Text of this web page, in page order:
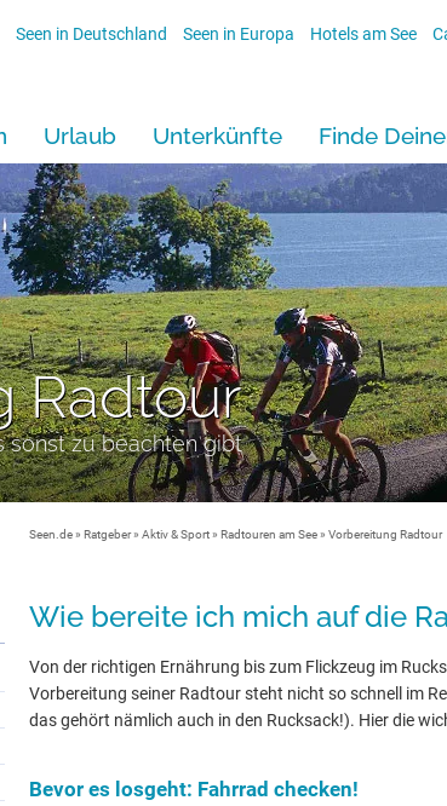
Seen in Deutschland Seen in Europa Hotels am See
Urlaub Unterkünfte Finde
Radtour
sonst zu beachten gibt
Seen.de» Ratgeber» Aktiv & Sport» Radtouren am See» Vorbereitung Radtour
Wie bereite ich mich auf die
Von der richtigen Ernährung bis zum Flickzeug im
Vorbereitung seiner Radtour steht nicht so schnell im
das gehört nämlich auch in den Rucksack!). Hier die
Bevor es losgeht: Fahrrad checken!